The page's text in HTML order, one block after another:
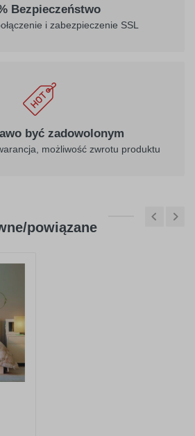
Bezpieczeństwo
i zabezpieczenie SSL
być zadowolonym
możliwość zwrotu produktu
powiązane